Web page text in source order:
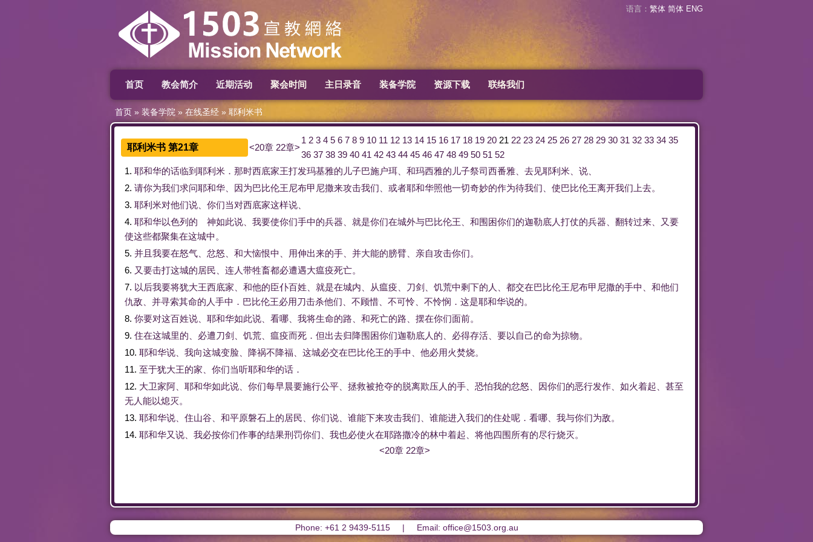
语言： 繁体 简体 ENG
首页 教会简介 近期活动 聚会时间 主日录音 装备学院 资源下载 联络我们
首页 » 装备学院 » 在线圣经 » 耶利米书
耶利米书 第21章 <20章 22章>
1 2 3 4 5 6 7 8 9 10 11 12 13 14 15 16 17 18 19 20 21 22 23 24 25 26 27 28 29 30 31 32 33 34 35
36 37 38 39 40 41 42 43 44 45 46 47 48 49 50 51 52
1. 耶和华的话临到 耶利米 ． 那时西底家王打发玛基雅的 儿子巴施户珥 和玛西雅的 儿子祭司西番雅 去见耶利米 说
2. 请你为我们求问耶和华 因为巴比伦王尼布甲尼撒来攻击我们 或者耶和华照他一切奇妙的作为待我们 使巴比伦王离开我们 上去。
3. 耶利米对他们说 你们当对西底家这样说
4. 耶和华以色列 的 神如此说 我要使你们手中的兵器 就是你们在城外与巴比伦王 和围困你们的迦勒底人打仗的兵器 翻转过来 又要
使这些都聚集在这城中 。
5. 并且 我要在怒气 忿怒 和大恼恨中 用伸出来的手 并大能的膀臂 亲自攻击你们。
6. 又要击打这城的居民 连人带牲畜都必遭遇大瘟疫死亡。
7. 以后我要将犹大王西底家 和他的臣仆百姓 就是在城内 从瘟疫 刀剑 饥荒中剩下的 人 都交在巴比伦王尼布甲尼撒的手中 和他们
仇敌
并寻索其命的 人手中 ． 巴比伦王必用刀击杀他们 不顾惜 不可怜 不怜悯 ． 这是耶和华说的。
8. 你要对这百姓说 耶和华如此说 看哪 我将生命的路 和死亡的路 摆在你们面前。
9. 住在这城里的 必遭刀剑 饥荒 瘟疫而死 ． 但出去归降围困你们迦勒底人 的 必得存活 要以 自己的命为掠物。
10. 耶和华说 我向这城变脸 降祸不降福 这城必交在巴比伦王的手中 他必用火焚烧。
11. 至于犹大王的家 你们当听耶和华的话 ．
12. 大卫家阿 耶和华如此说 你们每早晨要施行公平 拯救被抢夺的脱离欺压人 的手 恐怕我的忿怒 因你们的恶行发作 如火着起
甚至
无人能以熄灭。
13. 耶和华说 住山谷 和平原磐石 上的居民 你们说 谁能下来攻击我们 谁能进入我们的住处呢 ． 看哪 我与你们为敌。
14. 耶和华又说 我必按你们作事的结果刑罚你们 我也必使火在耶路撒冷的林中着起 将他四围所有的尽行烧灭。
<20章 22章>
Phone: +61 2 9439-5115 | Email: office@1503.org.au